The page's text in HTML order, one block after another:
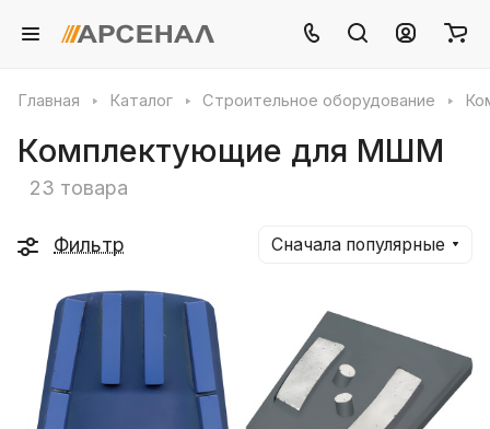
Главная Каталог Строительное оборудование
Комплектующие для МШМ
23 товара
Фильтр Сначала популярные